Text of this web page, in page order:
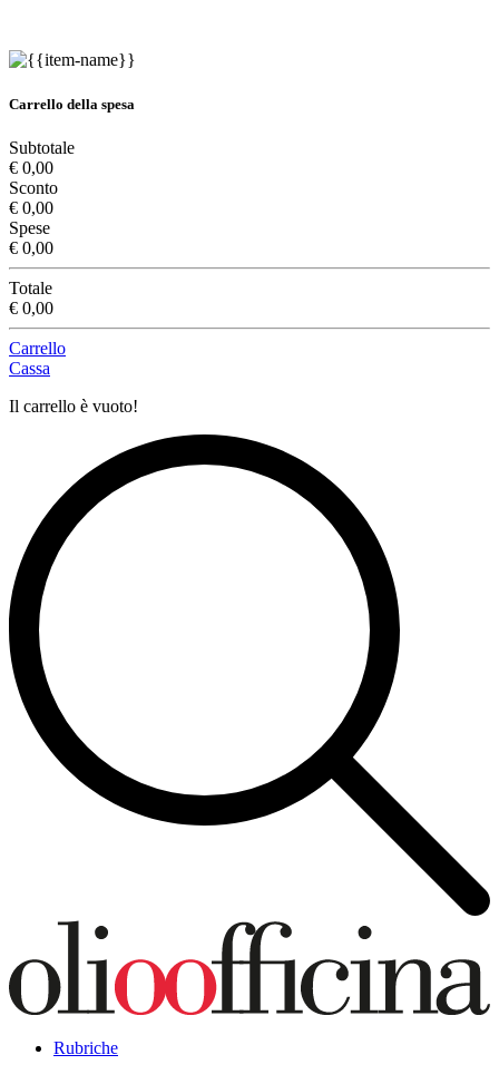
Carrello della spesa
Subtotale
€ 0,00
Sconto
€ 0,00
Spese
€ 0,00
Totale
€ 0,00
Carrello
Cassa
Il carrello è vuoto!
Rubriche